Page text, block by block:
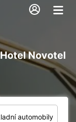
Novotel
automobily